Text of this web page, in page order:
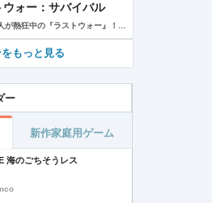
ウォー：サバイバル
2000万人が熱狂中の『ラストウォー』！ ゾンビの群れをくぐり抜け、超爽快バトルでストレス発散！ 世界は、崩壊の一途を辿ります………ゾンビに支配された世界で生き残るためには、戦うしかありません。 あなたは数少ない生存者として、押し寄せてくるゾンビの群れをせん滅することになります。 「生存者よ、終末世界の救世主になれ！」 ◆一瞬の判断で勝利を掴もう レーンに障害物とゾンビが待ち構えている。 避けるか、破壊するかの二択でゾンビの群れをくぐり抜け、勝利へと進もう！ ◆人類最後の砦を作ろう 基地建設、科学研究、部隊訓練、ゾンビ討伐…… 生存者基地を拠点に、自らの手で未来を切り開こう！ ◆最強チームを結成しよう 仲間となる英雄を集め、自分好みの最強部隊を作り上げよう。 多種多様なスキルを組み合わせ、ゾンビをボコボコにしよう！ ◆2000万人と一緒に楽しもう 終末世界でもチームワークが大切だ。 世界中のプレイヤーと協力し、強大なボスに挑もう！ 簡単だけど奥深い。これが『ラストウォー：サバイバル』だ！
もっと見る
ー
新作家庭用ゲーム
海のごちそうレス